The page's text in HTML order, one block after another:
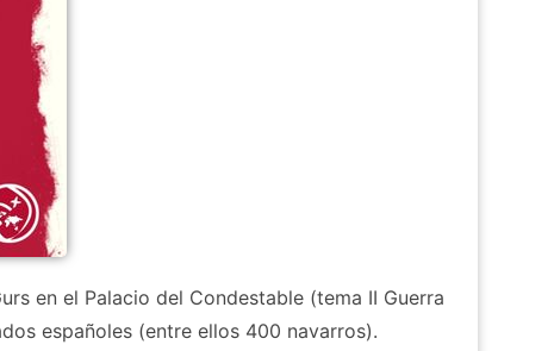
en el Palacio del Condestable (tema II Guerra
españoles (entre ellos 400 navarros).